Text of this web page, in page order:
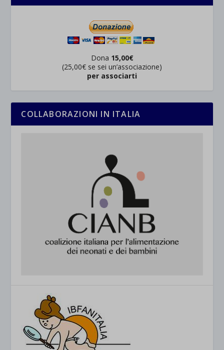
Dona 15,00€
(25,00€ se sei un’associazione)
per associarti
COLLABORAZIONI IN ITALIA